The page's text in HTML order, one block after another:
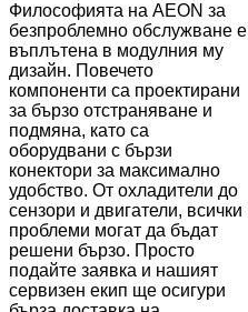
Философията на AEON за
безпроблемно обслужване е
въплътена в модулния му
дизайн. Повечето
компоненти са проектирани
за бързо отстраняване и
подмяна, като са
оборудвани с бързи
конектори за максимално
удобство. От охладители до
сензори и двигатели, всички
проблеми могат да бъдат
решени бързо. Просто
подайте заявка и нашият
сервизен екип ще осигури